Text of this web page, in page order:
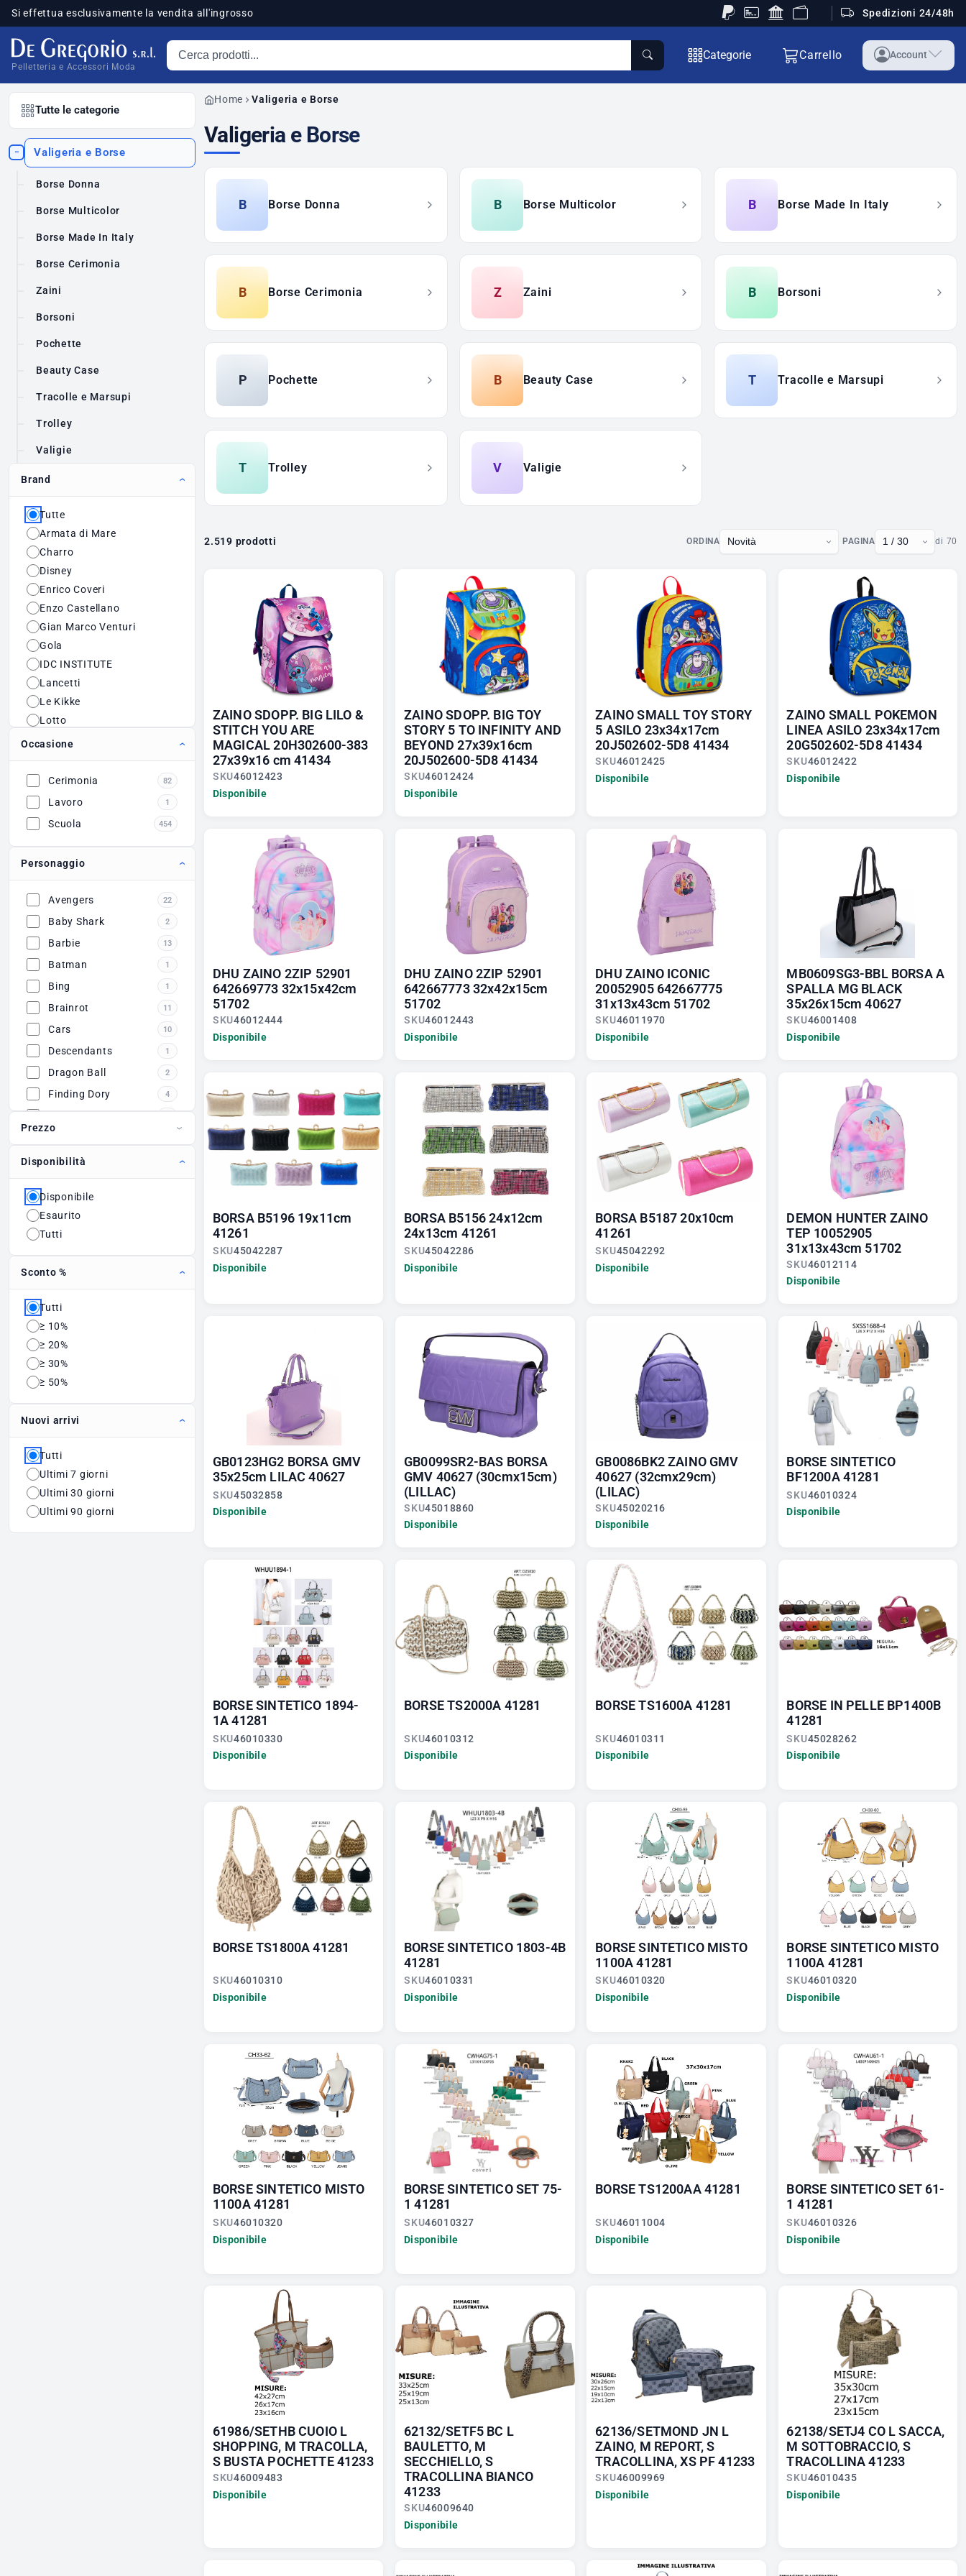
Si effettua esclusivamente la vendita all'ingrosso Spedizioni 24/48h
Pelletteria e Accessori Moda
Cerca prodotti
Categorie Carrello Account
Tutte le categorie
− Valigeria e Borse
Borse Donna
Borse Multicolor
Borse Made In Italy
Borse Cerimonia
Zaini
Borsoni
Pochette
Beauty Case
Tracolle e Marsupi
Trolley
Valigie
Brand
Tutte
Armata di Mare
Charro
Disney
Enrico Coveri
Enzo Castellano
Gian Marco Venturi
Gola
IDC INSTITUTE
Lancetti
Le Kikke
Lotto
Marina Galanti
Marvel
Sergio Tacchini
Occasione
Cerimonia 82
Lavoro 1
Scuola 454
Personaggio
Avengers 22
Baby Shark 2
Barbie 13
Batman 1
Bing 1
Brainrot 11
Cars 10
Descendants 1
Dragon Ball 2
Finding Dory 4
Frozen
Hello Kitty
Inside Out 3
KPop Demon
Hunters
Kuromi
Ladybug 1
Masha e Orso
Minions
Minnie
One Piece
Paw Patrol 12
Peppa Pig
Principesse
Sonic
Soy Luna
Spiderman 14
Prezzo
Disponibilità
Disponibile
Esaurito
Tutti
Sconto %
Tutti
≥ 10%
≥ 20%
≥ 30%
≥ 50%
Nuovi arrivi
Tutti
Ultimi 7 giorni
Ultimi 30 giorni
Ultimi 90 giorni
Home Valigeria e Borse
Valigeria e Borse
B Borse Donna B Borse Multicolor B Borse Made In Italy
B Borse Cerimonia Z Zaini B Borsoni
P Pochette B Beauty Case T Tracolle e Marsupi
T Trolley V Valigie
2.519 prodotti ORDINA PAGINA di 70
ZAINO SDOPP. BIG LILO &
STITCH YOU ARE
MAGICAL 20H302600-383
27x39x16 cm 41434
SKU46012423
Disponibile
ZAINO SDOPP. BIG TOY
STORY 5 TO INFINITY AND
BEYOND 27x39x16cm
20J502600-5D8 41434
SKU46012424
Disponibile
ZAINO SMALL TOY STORY
5 ASILO 23x34x17cm
20J502602-5D8 41434
SKU46012425
Disponibile
ZAINO SMALL POKEMON
LINEA ASILO 23x34x17cm
20G502602-5D8 41434
SKU46012422
Disponibile
DHU ZAINO 2ZIP 52901
642669773 32x15x42cm
51702
SKU46012444
Disponibile
DHU ZAINO 2ZIP 52901
642667773 32x42x15cm
51702
SKU46012443
Disponibile
DHU ZAINO ICONIC
20052905 642667775
31x13x43cm 51702
SKU46011970
Disponibile
MB0609SG3-BBL BORSA A
SPALLA MG BLACK
35x26x15cm 40627
SKU46001408
Disponibile
BORSA B5196 19x11cm
41261
SKU45042287
Disponibile
BORSA B5156 24x12cm
24x13cm 41261
SKU45042286
Disponibile
BORSA B5187 20x10cm
41261
SKU45042292
Disponibile
DEMON HUNTER ZAINO
TEP 10052905
31x13x43cm 51702
SKU46012114
Disponibile
GB0123HG2 BORSA GMV
35x25cm LILAC 40627
SKU45032858
Disponibile
GB0099SR2-BAS BORSA
GMV 40627 (30cmx15cm)
(LILLAC)
SKU45018860
Disponibile
GB0086BK2 ZAINO GMV
40627 (32cmx29cm)
(LILAC)
SKU45020216
Disponibile
BORSE SINTETICO
BF1200A 41281
SKU46010324
Disponibile
BORSE SINTETICO 1894-
1A 41281
SKU46010330
Disponibile
BORSE TS2000A 41281
SKU46010312
Disponibile
BORSE TS1600A 41281
SKU46010311
Disponibile
BORSE IN PELLE BP1400B
41281
SKU45028262
Disponibile
BORSE TS1800A 41281
SKU46010310
Disponibile
BORSE SINTETICO 1803-4B
41281
SKU46010331
Disponibile
BORSE SINTETICO MISTO
1100A 41281
SKU46010320
Disponibile
BORSE SINTETICO MISTO
1100A 41281
SKU46010320
Disponibile
BORSE SINTETICO MISTO
1100A 41281
SKU46010320
Disponibile
BORSE SINTETICO SET 75-
1 41281
SKU46010327
Disponibile
BORSE TS1200AA 41281
SKU46011004
Disponibile
BORSE SINTETICO SET 61-
1 41281
SKU46010326
Disponibile
61986/SETHB CUOIO L
SHOPPING, M TRACOLLA,
S BUSTA POCHETTE 41233
SKU46009483
Disponibile
62132/SETF5 BC L
BAULETTO, M
SECCHIELLO, S
TRACOLLINA BIANCO
41233
SKU46009640
Disponibile
62136/SETMOND JN L
ZAINO, M REPORT, S
TRACOLLINA, XS PF 41233
SKU46009969
Disponibile
62138/SETJ4 CO L SACCA,
M SOTTOBRACCIO, S
TRACOLLINA 41233
SKU46010435
Disponibile